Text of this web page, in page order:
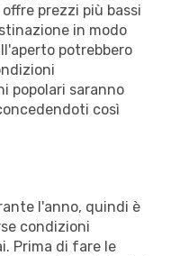
prezzi più bassi
in modo
potrebbero
popolari saranno
così
l'anno, quindi è
condizioni
Prima di fare le